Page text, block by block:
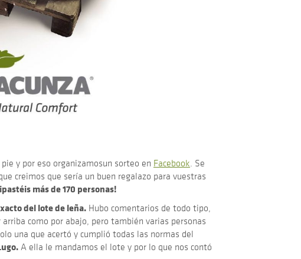
y por eso organizamosun sorteo en Facebook. Se
creimos que sería un buen regalazo para vuestras
más de 170 personas!
del lote de leña. Hubo comentarios de todo tipo,
como por abajo, pero también varias personas
una que acertó y cumplió todas las normas del
A ella le mandamos el lote y por lo que nos contó